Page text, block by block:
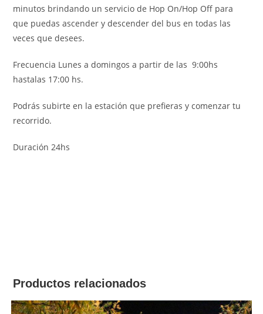
minutos brindando un servicio de Hop On/Hop Off para
que puedas ascender y descender del bus en todas las
veces que desees.
Frecuencia Lunes a domingos a partir de las 9:00hs
hastalas 17:00 hs.
Podrás subirte en la estación que prefieras y comenzar tu
recorrido.
Duración 24hs
Productos relacionados